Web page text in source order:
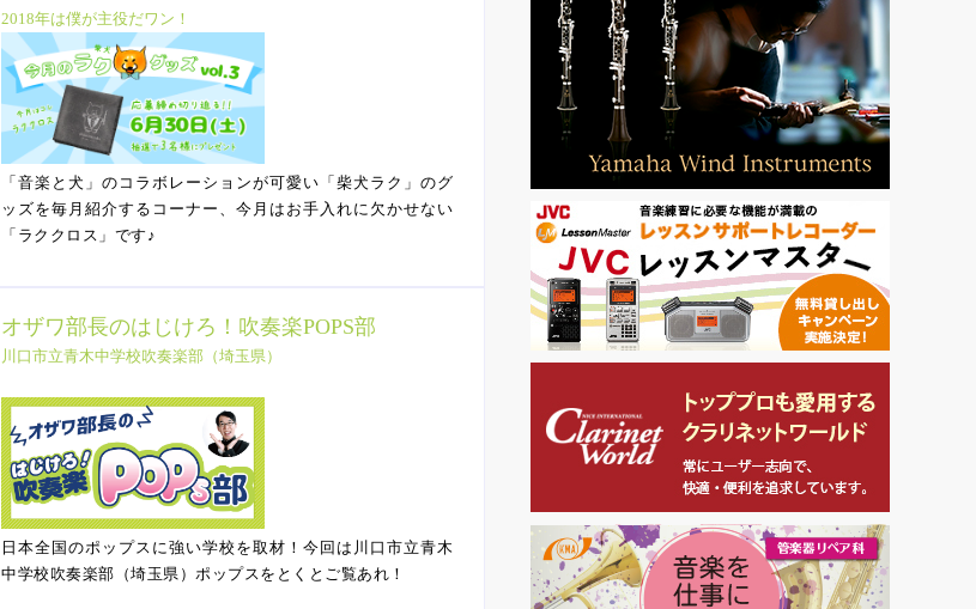
2018年は僕が主役だワン！
「音楽と犬」のコラボレーションが可愛い「柴犬ラク」のグ
ッズを毎月紹介するコーナー、今月はお手入れに欠かせない
「ラククロス」です♪
オザワ部長のはじけろ！吹奏楽POPS部
川口市立青木中学校吹奏楽部（埼玉県）
日本全国のポップスに強い学校を取材！今回は川口市立青木
中学校吹奏楽部（埼玉県）ポップスをとくとご覧あれ！